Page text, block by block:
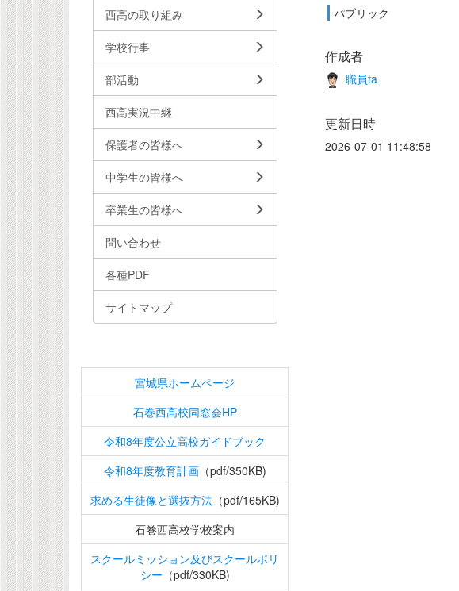
パブリック
作成者
職員ta
更新日時
2026-07-01 11:48:58
西高の取り組み
学校行事
部活動
西高実況中継
保護者の皆様へ
中学生の皆様へ
卒業生の皆様へ
問い合わせ
各種PDF
サイトマップ
宮城県ホームページ
石巻西高校同窓会HP
令和8年度公立高校ガイドブック
令和8年度教育計画（pdf/350KB)
求める生徒像と選抜方法（pdf/165KB)
石巻西高校学校案内
スクールミッション及びスクールポリ
シー （pdf/330KB)